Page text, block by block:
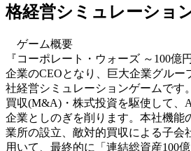
格経営シミュレーション
ゲーム概要
『コーポレート・ウォーズ ～100億
企業のCEOとなり、巨大企業グルー
社経営シミュレーションゲームです
買収(M&A)・株式投資を駆使して、
企業としのぎを削ります。本社機能
業所の設立、敵対的買収による子会
用いて、最終的に「連結総資産100